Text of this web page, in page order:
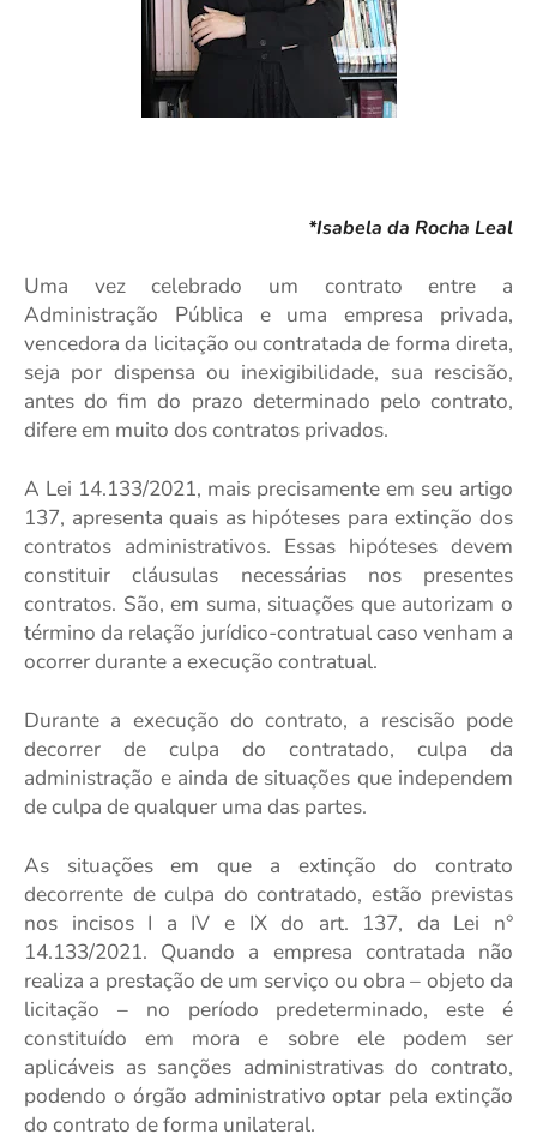
*Isabela da Rocha Leal
Uma vez celebrado um contrato entre a
Administração Pública e uma empresa privada,
vencedora da licitação ou contratada de forma direta,
seja por dispensa ou inexigibilidade, sua rescisão,
antes do fim do prazo determinado pelo contrato,
difere em muito dos contratos privados.
A Lei 14.133/2021, mais precisamente em seu artigo
137, apresenta quais as hipóteses para extinção dos
contratos administrativos. Essas hipóteses devem
constituir cláusulas necessárias nos presentes
contratos. São, em suma, situações que autorizam o
término da relação jurídico-contratual caso venham a
ocorrer durante a execução contratual.
Durante a execução do contrato, a rescisão pode
decorrer de culpa do contratado, culpa da
administração e ainda de situações que independem
de culpa de qualquer uma das partes.
As situações em que a extinção do contrato
decorrente de culpa do contratado, estão previstas
nos incisos I a IV e IX do art. 137, da Lei n°
14.133/2021. Quando a empresa contratada não
realiza a prestação de um serviço ou obra – objeto da
licitação – no período predeterminado, este é
constituído em mora e sobre ele podem ser
aplicáveis as sanções administrativas do contrato,
podendo o órgão administrativo optar pela extinção
do contrato de forma unilateral.